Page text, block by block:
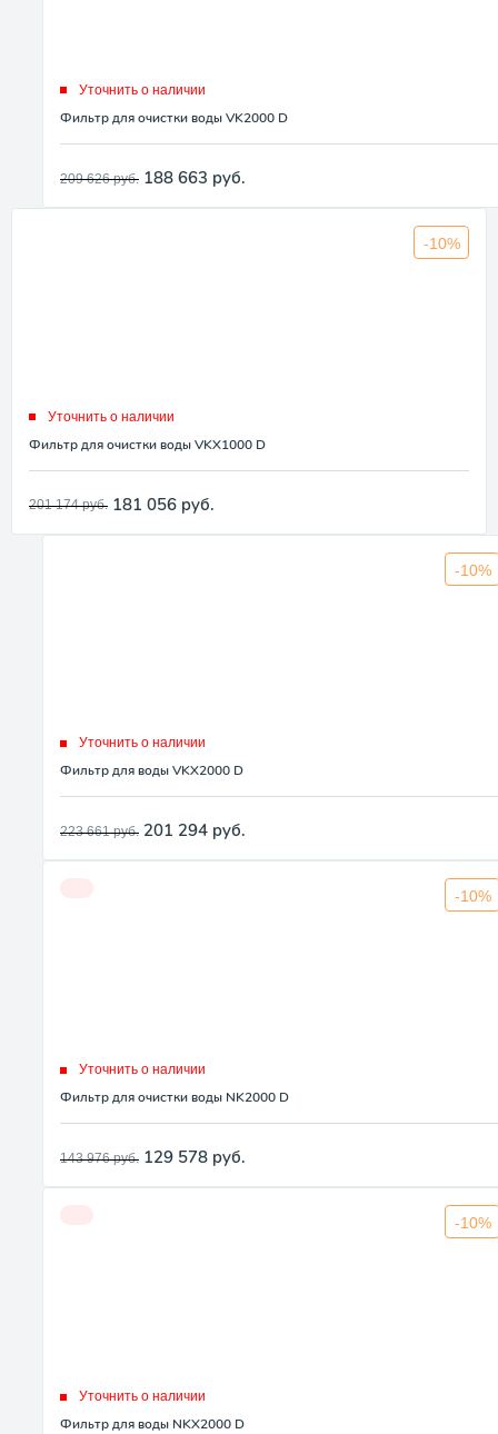
Уточнить о наличии
Фильтр для очистки воды VK2000 D
209 626руб. 188 663 руб.
-10%
Уточнить о наличии
Фильтр для очистки воды VKX1000 D
201 174руб. 181 056 руб.
-10%
Уточнить о наличии
Фильтр для воды VKX2000 D
223 661руб. 201 294 руб.
-10%
Уточнить о наличии
Фильтр для очистки воды NK2000 D
143 976руб. 129 578 руб.
-10%
Уточнить о наличии
Фильтр для воды NKX2000 D